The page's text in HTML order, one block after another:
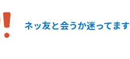
ネッ友と会うか迷ってます